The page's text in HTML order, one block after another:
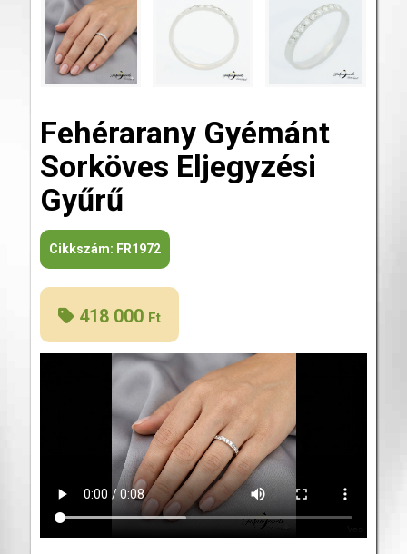
Fehérarany Gyémánt
Sorköves Eljegyzési
Gyűrű
Cikkszám: FR1972
418 000 Ft